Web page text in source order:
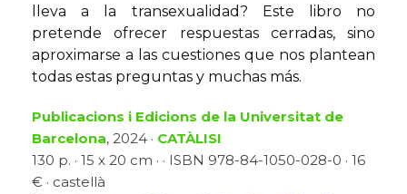
lleva a la transexualidad? Este libro no
pretende ofrecer respuestas cerradas, sino
aproximarse a las cuestiones que nos plantean
todas estas preguntas y muchas más.
Publicacions i Edicions de la Universitat de
Barcelona, 2024 · CATÀLISI
130 p. · 15 x 20 cm · · ISBN 978-84-1050-028-0 · 16
€ · castellà